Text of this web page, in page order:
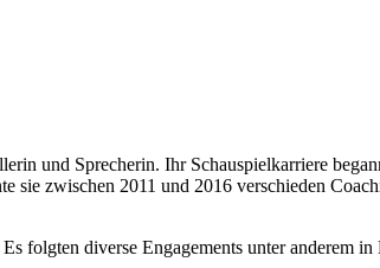
und Sprecherin. Ihr Schauspielkarriere
sie zwischen 2011 und 2016 verschieden
folgten diverse Engagements unter anderem